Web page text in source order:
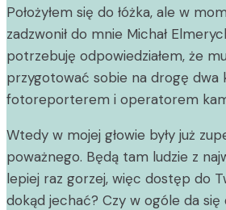
Położyłem się do łóżka, ale w
zadzwonił do mnie Michał
potrzebuję odpowiedziałem, że
przygotować sobie na drogę dwa
fotoreporterem i operatorem
Wtedy w mojej głowie były już
poważnego. Będą tam ludzie z
lepiej raz gorzej, więc dostęp do
dokąd jechać? Czy w ogóle da